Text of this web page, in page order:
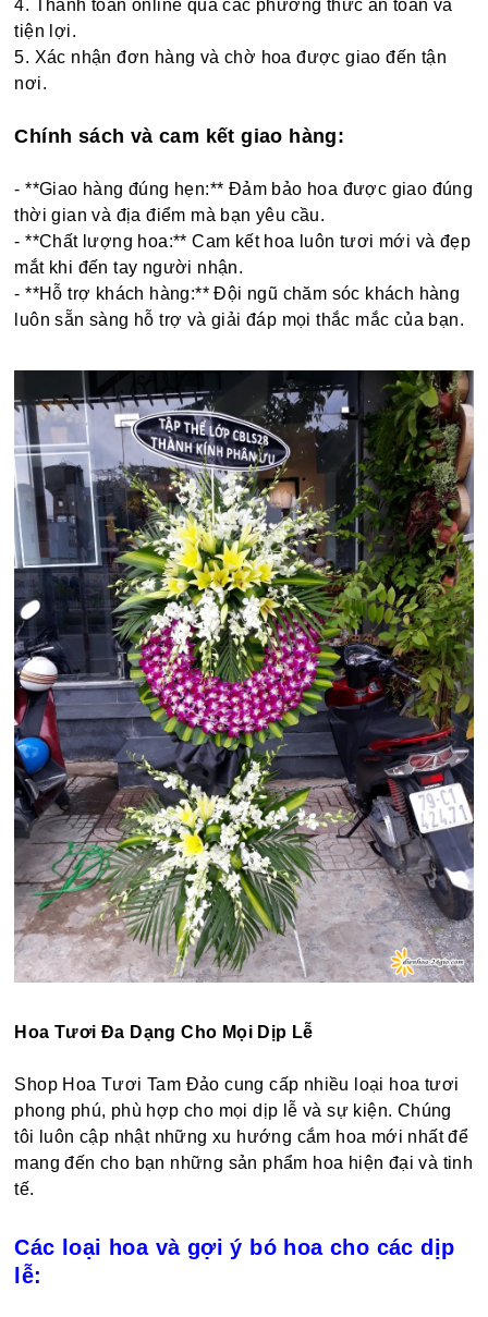
4. Thanh toán online qua các phương thức an toàn và
tiện lợi.
5. Xác nhận đơn hàng và chờ hoa được giao đến tận
nơi.
Chính sách và cam kết giao hàng:
- **Giao hàng đúng hẹn:** Đảm bảo hoa được giao đúng
thời gian và địa điểm mà bạn yêu cầu.
- **Chất lượng hoa:** Cam kết hoa luôn tươi mới và đẹp
mắt khi đến tay người nhận.
- **Hỗ trợ khách hàng:** Đội ngũ chăm sóc khách hàng
luôn sẵn sàng hỗ trợ và giải đáp mọi thắc mắc của bạn.
Hoa Tươi Đa Dạng Cho Mọi Dịp Lễ
Shop Hoa Tươi Tam Đảo cung cấp nhiều loại hoa tươi
phong phú, phù hợp cho mọi dịp lễ và sự kiện. Chúng
tôi luôn cập nhật những xu hướng cắm hoa mới nhất để
mang đến cho bạn những sản phẩm hoa hiện đại và tinh
tế.
Các loại hoa và gợi ý bó hoa cho các dịp
lễ: